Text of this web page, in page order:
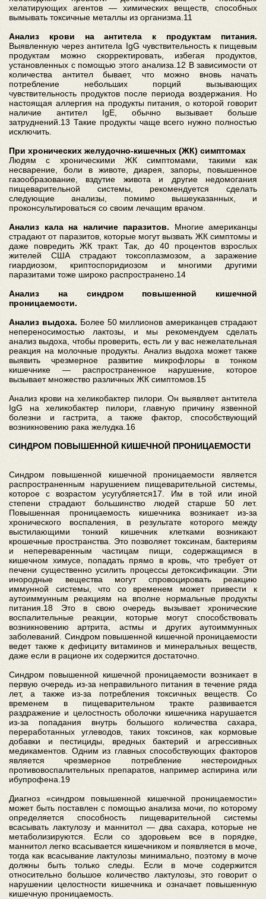
хелатирующих агентов — химических веществ, способных
вымывать токсичные металлы из организма.11
Анализ крови на антитела к продуктам питания.
Выявленную через антитела IgG чувствительность к пищевым
продуктам можно скорректировать, избегая продуктов,
установленных с помощью этого анализа.12 В зависимости от
количества антител бывает, что можно вновь начать
потребление небольших порций вызывающих
чувствительность продуктов после периода воздержания. Но
настоящая аллергия на продукты питания, о которой говорит
наличие антител IgE, обычно вызывает больше
затруднений.13 Такие продукты чаще всего нужно полностью
исключить.
При хронических желудочно-кишечных (ЖК) симптомах
Людям с хроническими ЖК симптомами, такими как
несварение, боли в животе, диарея, запоры, повышенное
газообразование, вздутие живота и другие недомогания
пищеварительной системы, рекомендуется сделать
следующие анализы, помимо вышеуказанных, и
проконсультироваться со своим лечащим врачом.
Анализ кала на наличие паразитов. Многие американцы
страдают от паразитов, которые могут вызвать ЖК симптомы и
даже повредить ЖК тракт. Так, до 40 процентов взрослых
жителей США страдают токсоплазмозом, а заражение
гиардиозом, криптоспоридиозом и многими другими
паразитами тоже широко распространено.14
Анализ на синдром повышенной кишечной
проницаемости.
Анализ выдоха. Более 50 миллионов американцев страдают
непереносимостью лактозы, и мы рекомендуем сделать
анализ выдоха, чтобы проверить, есть ли у вас нежелательная
реакция на молочные продукты. Анализ выдоха может также
выявить чрезмерное развитие микрофлоры в тонком
кишечнике — распространенное нарушение, которое
вызывает множество различных ЖК симптомов.15
Анализ крови на хеликобактер пилори. Он выявляет антитела
IgG на хеликобактер пилори, главную причину язвенной
болезни и гастрита, а также фактор, способствующий
возникновению рака желудка.16
СИНДРОМ ПОВЫШЕННОЙ КИШЕЧНОЙ ПРОНИЦАЕМОСТИ
Синдром повышенной кишечной проницаемости является
распространенным нарушением пищеварительной системы,
которое с возрастом усугубляется17. Им в той или иной
степени страдают большинство людей старше 50 лет.
Повышенная проницаемость кишечника возникает из-за
хронического воспаления, в результате которого между
выстилающими тонкий кишечник клетками возникают
крошечные пространства. Это позволяет токсинам, бактериям
и непереваренным частицам пищи, содержащимся в
кишечном химусе, попадать прямо в кровь, что требует от
печени существенно усилить процессы детоксификации. Эти
инородные вещества могут спровоцировать реакцию
иммунной системы, что со временем может привести к
аутоиммунным реакциям на вполне нормальные продукты
питания.18 Это в свою очередь вызывает хронические
воспалительные реакции, которые могут способствовать
возникновению артрита, астмы и других аутоиммунных
заболеваний. Синдром повышенной кишечной проницаемости
ведет также к дефициту витаминов и минеральных веществ,
даже если в рационе их содержится достаточно.
Синдром повышенной кишечной проницаемости возникает в
первую очередь из-за неправильного питания в течение ряда
лет, а также из-за потребления токсичных веществ. Со
временем в пищеварительном тракте развивается
раздражение и целостность оболочки кишечника нарушается
из-за попадания внутрь большого количества сахара,
переработанных углеводов, таких токсинов, как кормовые
добавки и пестициды, вредных бактерий и агрессивных
медикаментов. Одним из главных способствующих факторов
является чрезмерное потребление нестероидных
противовоспалительных препаратов, например аспирина или
ибупрофена.19
Диагноз «синдром повышенной кишечной проницаемости»
может быть поставлен с помощью анализа мочи, по которому
определяется способность пищеварительной системы
всасывать лактулозу и маннитол — два сахара, которые не
метаболизируются. Если со здоровьем все в порядке,
маннитол легко всасывается кишечником и появляется в моче,
тогда как всасывание лактулозы минимально, поэтому в моче
должны быть только следы. Если в моче содержится
относительно большое количество лактулозы, это говорит о
нарушении целостности кишечника и означает повышенную
кишечную проницаемость.